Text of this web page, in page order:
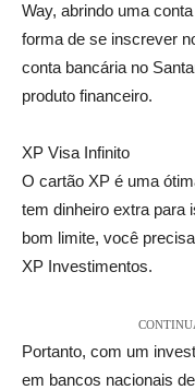
Way, abrindo uma
forma de se inscrever
conta bancária no
produto financeiro.
XP Visa Infinito
O cartão XP é uma
tem dinheiro extra para
bom limite, você
XP Investimentos.
Portanto, com um
em bancos nacionais